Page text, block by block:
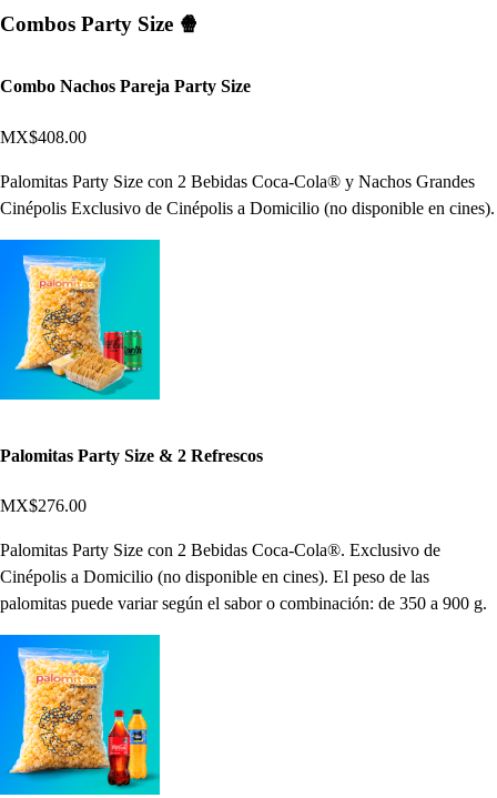
Combos Party Size 🍿
Combo Nachos Pareja Party Size
MX$408.00
Palomitas Party Size con 2 Bebidas Coca-Cola® y Nachos Grandes
Cinépolis Exclusivo de Cinépolis a Domicilio (no disponible en cines).
Palomitas Party Size & 2 Refrescos
MX$276.00
Palomitas Party Size con 2 Bebidas Coca-Cola®. Exclusivo de
Cinépolis a Domicilio (no disponible en cines). El peso de las
palomitas puede variar según el sabor o combinación: de 350 a 900 g.